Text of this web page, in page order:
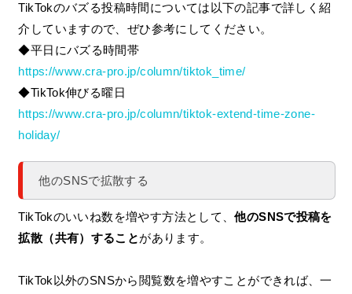
TikTokのバズる投稿時間については以下の記事で詳しく紹
介していますので、ぜひ参考にしてください。
◆平日にバズる時間帯
https://www.cra-pro.jp/column/tiktok_time/
◆TikTok伸びる曜日
https://www.cra-pro.jp/column/tiktok-extend-time-zone-
holiday/
他のSNSで拡散する
TikTokのいいね数を増やす方法として、他のSNSで投稿を
拡散（共有）することがあります。
TikTok以外のSNSから閲覧数を増やすことができれば、一